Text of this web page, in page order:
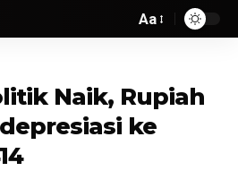
Aa
Naik, Rupiah
ke